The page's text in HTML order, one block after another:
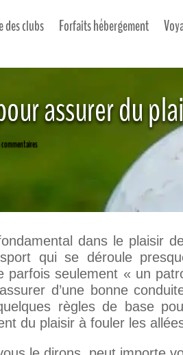
des clubs Forfaits hébergement
assurer du
dans le plaisir
qui se déroule
parfois seulement « un
d’une bonne
règles de base
du plaisir à fouler les